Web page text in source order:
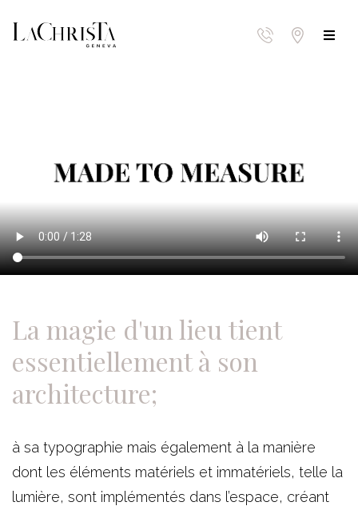
La magie d'un lieu tient
essentiellement à son
architecture;
à sa typographie mais également à la manière
dont les éléments matériels et immatériels, telle la
lumière, sont implémentés dans l’espace, créant